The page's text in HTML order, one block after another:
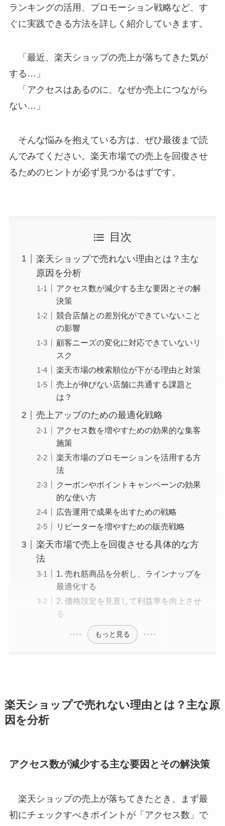
ランキングの活用、プロモーション戦略など、す
ぐに実践できる方法を詳しく紹介していきます。
「最近、楽天ショップの売上が落ちてきた気が
する…」
「アクセスはあるのに、なぜか売上につながら
ない…」
そんな悩みを抱えている方は、ぜひ最後まで読
んでみてください。楽天市場での売上を回復させ
るためのヒントが必ず見つかるはずです。
目次
楽天ショップで売れない理由とは？主な
原因を分析
アクセス数が減少する主な要因とその解
決策
競合店舗との差別化ができていないこと
の影響
顧客ニーズの変化に対応できていないリ
スク
楽天市場の検索順位が下がる理由と対策
売上が伸びない店舗に共通する課題と
は？
売上アップのための最適化戦略
アクセス数を増やすための効果的な集客
施策
楽天市場のプロモーションを活用する方
法
クーポンやポイントキャンペーンの効果
的な使い方
広告運用で成果を出すための戦略
リピーターを増やすための販売戦略
楽天市場で売上を回復させる具体的な方
法
1. 売れ筋商品を分析し、ラインナップを
最適化する
2. 価格設定を見直して利益率を向上させ
る
もっと見る
楽天ショップで売れない理由とは？主な原
因を分析
アクセス数が減少する主な要因とその解決策
楽天ショップの売上が落ちてきたとき、まず最
初にチェックすべきポイントが「アクセス数」で